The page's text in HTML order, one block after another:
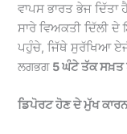
ਵਾਪਸ ਭਾਰਤ ਭੇਜ ਦਿੱਤਾ
ਸਾਰੇ ਵਿਅਕਤੀ ਦਿੱਲੀ
ਪਹੁੰਚੇ, ਜਿੱਥੇ ਸੁਰੱਖਿਆ
ਲਗਭਗ 5 ਘੰਟੇ ਤੱਕ ਸਖ਼ਤ
ਡਿਪੋਰਟ ਹੋਣ ਦੇ ਮੁੱਖ